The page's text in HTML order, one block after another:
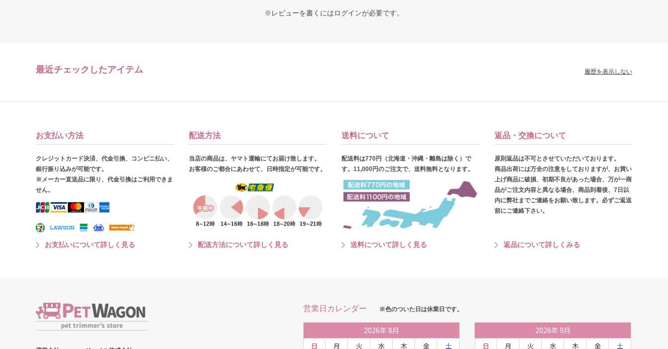
※レビューを書くにはログインが必要です。
最近チェックしたアイテム 履歴を表示しない
お支払い方法
クレジットカード決済、代金引換、コンビニ払い、
銀行振り込みが可能です。
※メーカー直送品に限り、代金引換はご利用できま
せん。
お支払いについて詳しく見る
配送方法
当店の商品は、ヤマト運輸にてお届け致します。
お客様のご都合にあわせて、日時指定が可能です。
配送方法について詳しく見る
送料について
配送料は770円（北海道・沖縄・離島は除く）で
す。11,000円のご注文で、送料無料となります。
送料について詳しく見る
返品・交換について
原則返品は不可とさせていただいております。
商品出荷には万全の注意をしておりますが、お買い
上げ商品に破損、初期不良があった場合、万が一商
品がご注文内容と異なる場合、商品到着後、7日以
内に弊社までご連絡をお願い致します。必ずご返送
前にご連絡下さい。
返品について詳しくみる
営業日カレンダー ※色のついた日は休業日です。
2026年 8月
日 月 火 水 木 金 土
2026年 9月
日 月 火 水 木 金 土